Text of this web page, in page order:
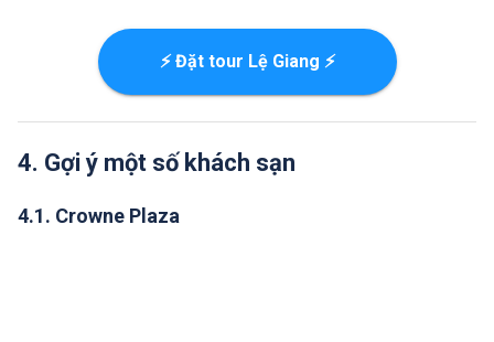
⚡ Đặt tour Lệ Giang ⚡
4. Gợi ý một số khách sạn
4.1. Crowne Plaza